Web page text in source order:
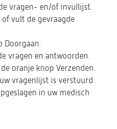
vragen- en/of invullijst.
vult de gevraagde
Doorgaan.
vragen en antwoorden.
oranje knop Verzenden.
vragenlijst is verstuurd.
in uw medisch